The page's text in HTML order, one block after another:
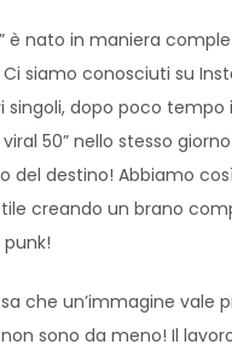
è nato in maniera
siamo conosciuti su
singoli, dopo poco tempo
50” nello stesso
del destino! Abbiamo
creando un brano
un’immagine vale
sono da meno! Il